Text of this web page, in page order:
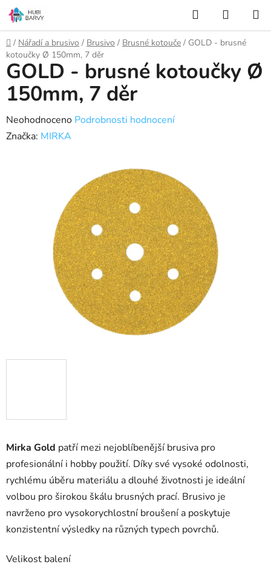
Přejít
na
obsah
Hledat
KOŠÍK
Domů
/ Nářadí a brusivo / Brusivo / Brusné kotouče / GOLD - brusné
kotoučky Ø 150mm, 7 děr
Mirka Gold patří mezi nejoblíbenější brusiva pro
profesionální i hobby použití. Díky své vysoké odolnosti,
rychlému úběru materiálu a dlouhé životnosti je ideální
volbou pro širokou škálu brusných prací. Brusivo je
navrženo pro vysokorychlostní broušení a poskytuje
konzistentní výsledky na různých typech povrchů.
Velikost balení
GOLD - brusné kotoučky Ø
150mm, 7 děr
Průměrné
hodnocení
Neohodnoceno Podrobnosti hodnocení
Značka: MIRKA